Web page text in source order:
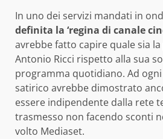
In uno dei servizi mandati in
definita la ‘regina di canale
avrebbe fatto capire quale sia
Antonio Ricci rispetto alla sua
programma quotidiano. Ad
satirico avrebbe dimostrato
essere indipendente dalla rete
trasmesso non facendo sconti
volto Mediaset.